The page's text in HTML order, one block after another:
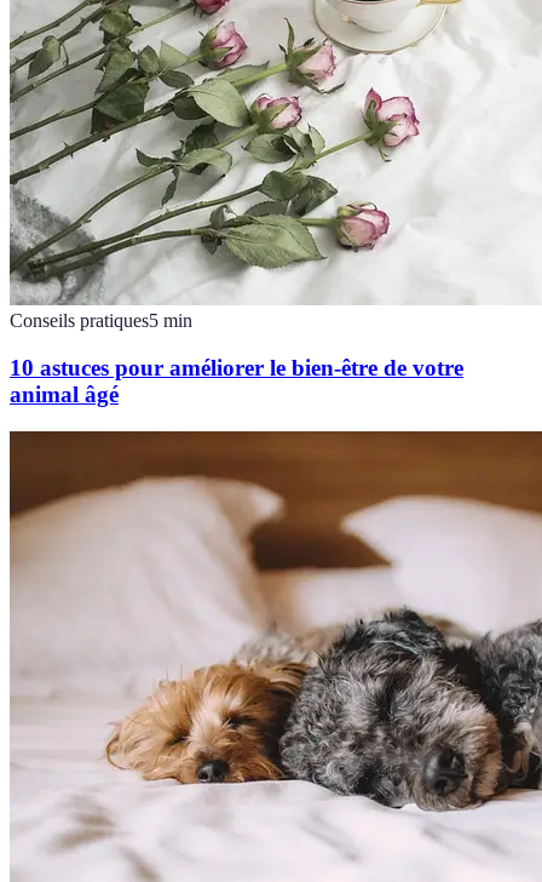
Conseils pratiques5 min
10 astuces pour améliorer le bien-être de votre
animal âgé